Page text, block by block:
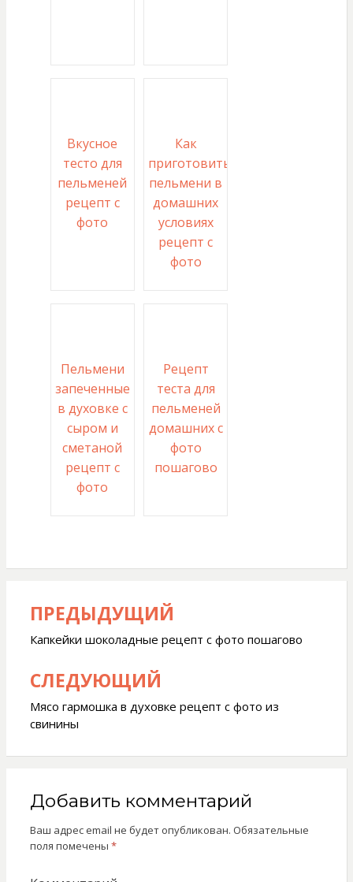
Вкусное
тесто для
пельменей
рецепт с
фото
Как
приготовить
пельмени в
домашних
условиях
рецепт с
фото
Пельмени
запеченные
в духовке с
сыром и
сметаной
рецепт с
фото
Рецепт
теста для
пельменей
домашних с
фото
пошагово
Навигация
по
записям
ПРЕДЫДУЩИЙ
Капкейки шоколадные рецепт с фото пошагово
СЛЕДУЮЩИЙ
Мясо гармошка в духовке рецепт с фото из
свинины
Добавить комментарий
Ваш адрес email не будет опубликован. Обязательные
поля помечены *